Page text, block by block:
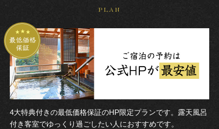
PLAN
4大特典付きの最低価格保証のHP限定プランです。露天風呂
付き客室でゆっくり過ごしたい人におすすめです。